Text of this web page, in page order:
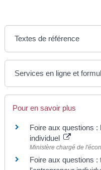
Textes de référence
Services en ligne et
Pour en savoir plus
Foire aux questions :
individuel
Ministère chargé de
Foire aux questions